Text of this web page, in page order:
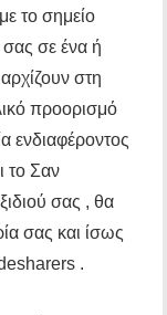
το σημείο
σας σε ένα ή
στη
προορισμό
ενδιαφέροντος
το Σαν
σας , θα
σας και ίσως
.